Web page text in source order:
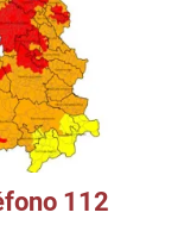
112